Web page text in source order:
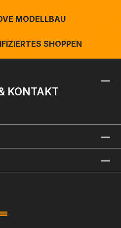
MODELLBAU
SHOPPEN
KONTAKT